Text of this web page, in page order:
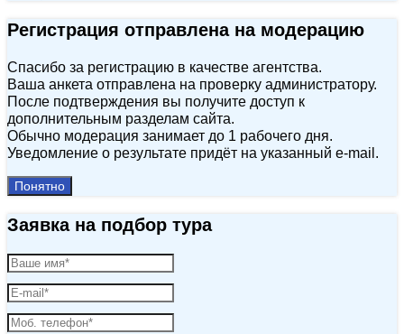
Регистрация отправлена на модерацию
Спасибо за регистрацию в качестве агентства.
Ваша анкета отправлена на проверку администратору.
После подтверждения вы получите доступ к
дополнительным разделам сайта.
Обычно модерация занимает до 1 рабочего дня.
Уведомление о результате придёт на указанный e‑mail.
Понятно
Заявка на подбор тура